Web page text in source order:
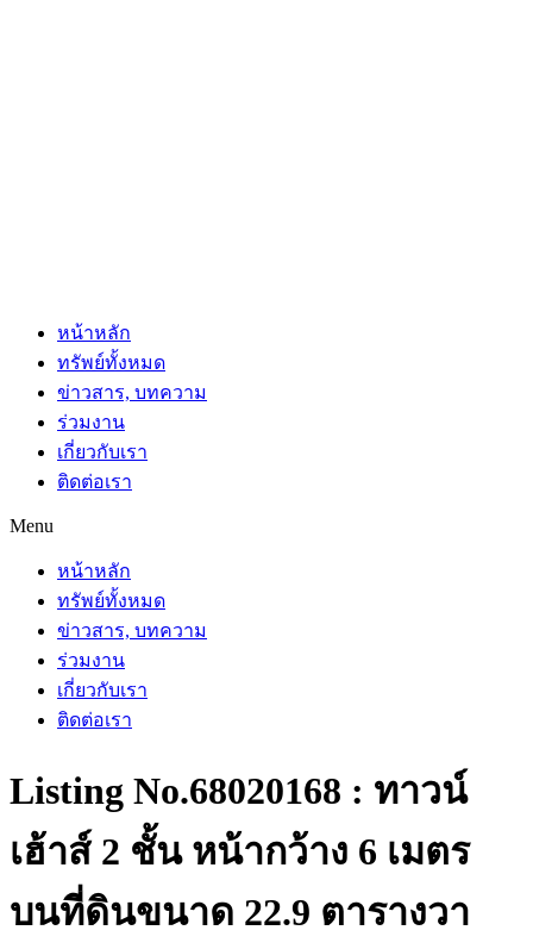
หน้าหลัก
ทรัพย์ทั้งหมด
ข่าวสาร, บทความ
ร่วมงาน
เกี่ยวกับเรา
ติดต่อเรา
Menu
หน้าหลัก
ทรัพย์ทั้งหมด
ข่าวสาร, บทความ
ร่วมงาน
เกี่ยวกับเรา
ติดต่อเรา
Listing No.68020168 : ทาวน์
เฮ้าส์ 2 ชั้น หน้ากว้าง 6 เมตร
บนที่ดินขนาด 22.9 ตารางวา